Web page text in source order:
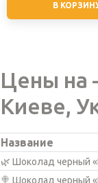
В
Цены на
Киеве,
Название
🌿 Шоколад черный
🍭 Шоколад черный